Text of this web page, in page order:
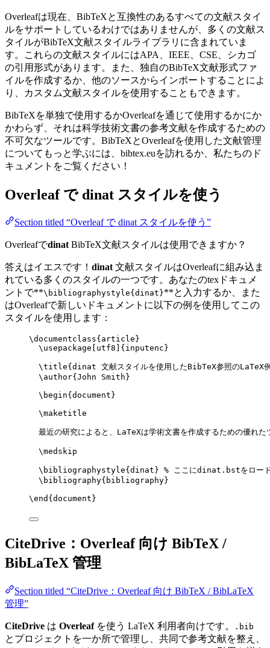
Overleafは現在、BibTeXと互換性のあるすべての文献スタイ
ルをサポートしているわけではありませんが、多くの文献ス
タイルがBibTeX文献スタイルライブラリに含まれていま
す。これらの文献スタイルにはAPA、IEEE、CSE、シカゴ
の引用形式があります。また、独自のBibTeX文献形式ファ
イルを作成するか、他のソースからインポートすることによ
り、カスタム文献スタイルを使用することもできます。
BibTeXを単独で使用するかOverleafを通じて使用するかにか
かわらず、それは科学技術文書の参考文献を作成するための
不可欠なツールです。BibTeXとOverleafを使用した文献管理
についてもっと学ぶには、bibtex.euを訪れるか、私たちのド
キュメントをご覧ください！
Overleaf で dinat スタイルを使う
Section titled “Overleaf で dinat スタイルを使う”
OverleafでdinatBibTeX文献スタイルは使用できますか？
答えはイエスです！ dinat文献スタイルはOverleafに組み込ま
れている多くのスタイルの一つです。あなたのtexドキュメ
ントで**\bibliographystyle{dinat}**と入力するか、また
はOverleafで新しいドキュメントに以下の例を使用してこの
スタイルを使用します：
\documentclass{ article }
\usepackage
utf8 ]{ inputenc }
\title{dinat 文献スタイルを使用したBibTeX参照のLaTeX
\author{John Smith}
\begin{ document }
\maketitle
最近の研究によると、LaTeXは学術文書を作成するための優れ
\medskip
\bibliographystyle{dinat} % ここにdinat.bstをロー
\bibliography{bibliography}
\end { document }
CiteDrive：Overleaf 向け BibTeX /
BibLaTeX 管理
Section titled “CiteDrive：Overleaf 向け BibTeX / BibLaTeX
管理”
CiteDrive は Overleafを使う LaTeX 利用者向けです。 .bib
とプロジェクトを一か所で管理し、共同で参考文献を整え、